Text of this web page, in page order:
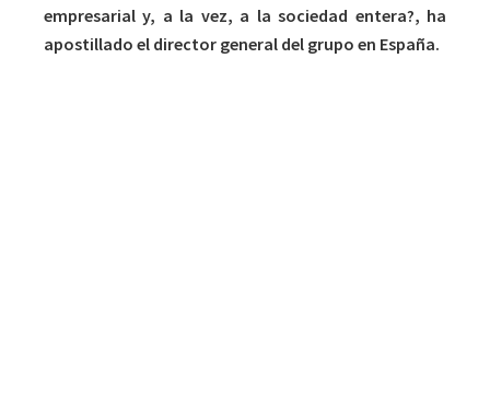
empresarial y, a la vez, a la sociedad entera?, ha
apostillado el director general del grupo en España.